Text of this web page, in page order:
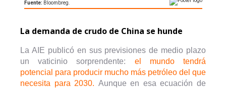
La demanda de crudo de China se hunde
La AIE publicó en sus previsiones de medio plazo
un vaticinio sorprendente: el mundo tendrá
potencial para producir mucho más petróleo del que
necesita para 2030. Aunque en esa ecuación de